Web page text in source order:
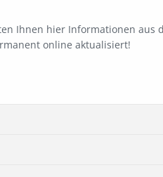
Ihnen hier Informationen aus
online aktualisiert!